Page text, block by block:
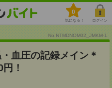
0
気になる！ ログイン
No.NTMDNOM02_JMKM-1
血圧の記録メイン＊
！